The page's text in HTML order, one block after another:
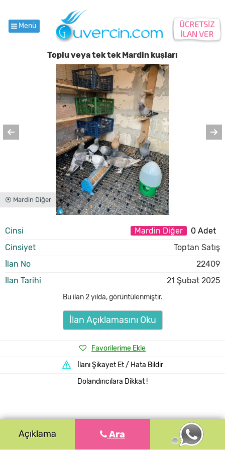
Menü
Toplu veya tek tek Mardin kuşları
⦿ Mardin Diğer
Cinsi Mardin Diğer
0 Adet
Cinsiyet
Toptan Satış
İlan No
22409
İlan Tarihi
21 Şubat 2025
Bu ilan2 yılda,görüntülenmiştir.
İlan Açıklamasını Oku
Favorilerime Ekle
İlanı Şikayet Et / Hata Bildir
Dolandırıcılara Dikkat !
Açıklama Ara